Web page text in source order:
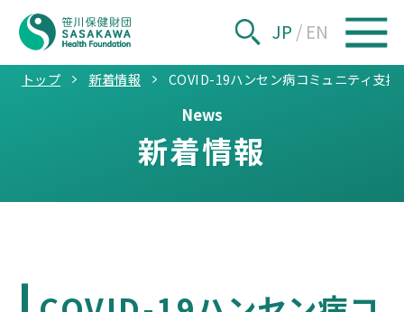
JP / EN
トップ 新着情報 COVID-19ハンセン病コミュニティ支
News
新着情報